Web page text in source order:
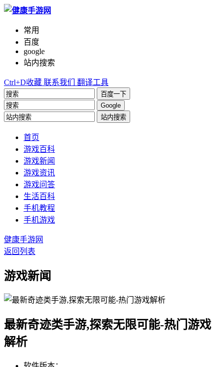
常用
百度
google
站内搜索
Ctrl+D收藏 联系我们 翻译工具
百度一下
Google
站内搜索
首页
游戏百科
游戏新闻
游戏资讯
游戏问答
生活百科
手机教程
手机游戏
健康手游网
返回列表
游戏新闻
最新奇迹类手游,探索无限可能-热门游戏
解析